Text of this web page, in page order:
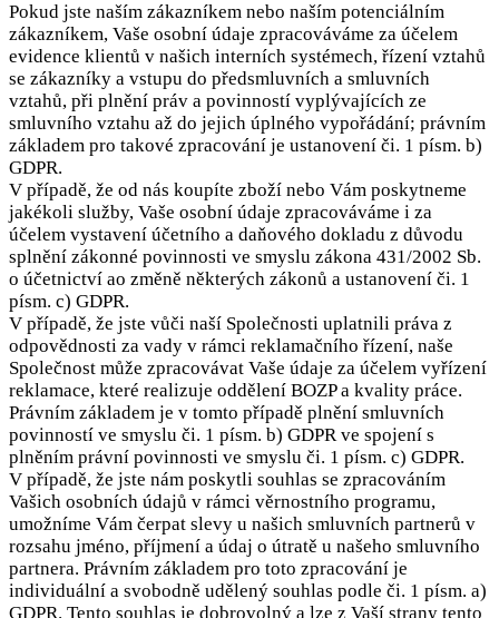
Pokud jste naším zákazníkem nebo naším potenciálním
zákazníkem, Vaše osobní údaje zpracováváme za účelem
evidence klientů v našich interních systémech, řízení vztahů
se zákazníky a vstupu do předsmluvních a smluvních
vztahů, při plnění práv a povinností vyplývajících ze
smluvního vztahu až do jejich úplného vypořádání; právním
základem pro takové zpracování je ustanovení či. 1 písm. b)
GDPR.
V případě, že od nás koupíte zboží nebo Vám poskytneme
jakékoli služby, Vaše osobní údaje zpracováváme i za
účelem vystavení účetního a daňového dokladu z důvodu
splnění zákonné povinnosti ve smyslu zákona 431/2002 Sb.
o účetnictví ao změně některých zákonů a ustanovení či. 1
písm. c) GDPR.
V případě, že jste vůči naší Společnosti uplatnili práva z
odpovědnosti za vady v rámci reklamačního řízení, naše
Společnost může zpracovávat Vaše údaje za účelem vyřízení
reklamace, které realizuje oddělení BOZP a kvality práce.
Právním základem je v tomto případě plnění smluvních
povinností ve smyslu či. 1 písm. b) GDPR ve spojení s
plněním právní povinnosti ve smyslu či. 1 písm. c) GDPR.
V případě, že jste nám poskytli souhlas se zpracováním
Vašich osobních údajů v rámci věrnostního programu,
umožníme Vám čerpat slevy u našich smluvních partnerů v
rozsahu jméno, příjmení a údaj o útratě u našeho smluvního
partnera. Právním základem pro toto zpracování je
individuální a svobodně udělený souhlas podle či. 1 písm. a)
GDPR. Tento souhlas je dobrovolný a lze z Vaší strany tento